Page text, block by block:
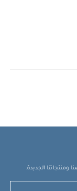
ومنتجاتنا الجديدة.